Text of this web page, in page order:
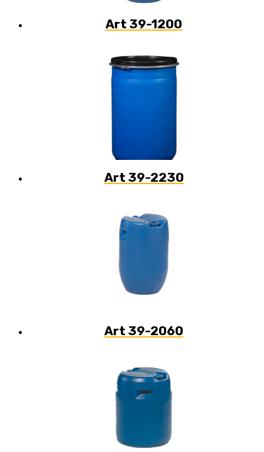
Art 39-1200
Art 39-2230
Art 39-2060